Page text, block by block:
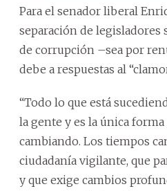
Para el senador liberal
separación de legisladores
de corrupción –sea por
debe a respuestas al
“Todo lo que está
la gente y es la única forma
cambiando. Los tiempos
ciudadanía vigilante, que
y que exige cambios